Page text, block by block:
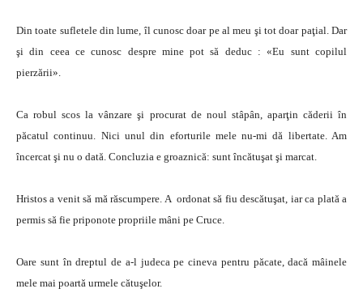
Din toate sufletele din lume, îl cunosc doar pe al meu şi tot doar paţial. Dar
şi din ceea ce cunosc despre mine pot să deduc : «Eu sunt copilul
pierzării».
Ca robul scos la vânzare şi procurat de noul stâpân, aparţin căderii în
păcatul continuu. Nici unul din eforturile mele nu-mi dă libertate. Am
încercat şi nu o dată. Concluzia e groaznică: sunt încătuşat şi marcat.
Hristos a venit să mă răscumpere. A ordonat să fiu descătuşat, iar ca plată a
permis să fie priponote propriile mâni pe Cruce.
Oare sunt în dreptul de a-l judeca pe cineva pentru păcate, dacă mâinele
mele mai poartă urmele cătuşelor.